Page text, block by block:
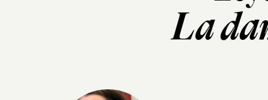
La